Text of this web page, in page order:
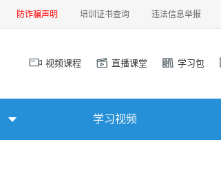
防诈骗声明 培训证书查询 违法信息举报
视频课程 直播课堂 学习包
学习视频